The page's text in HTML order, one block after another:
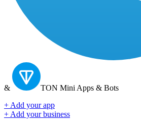
& TON Mini Apps & Bots
+ Add your app
+ Add your business